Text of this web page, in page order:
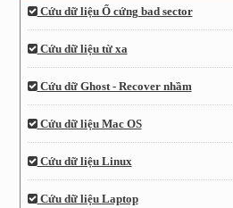
Cứu dữ liệu Ổ cứng bad sector
Cứu dữ liệu từ xa
Cứu dữ Ghost - Recover nhầm
Cứu dữ liệu Mac OS
Cứu dữ liệu Linux
Cứu dữ liệu Laptop